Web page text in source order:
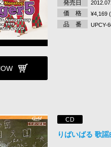
発売日
価 格 ¥4,169
品 番 UPCY-
CD
りばいばる 歌